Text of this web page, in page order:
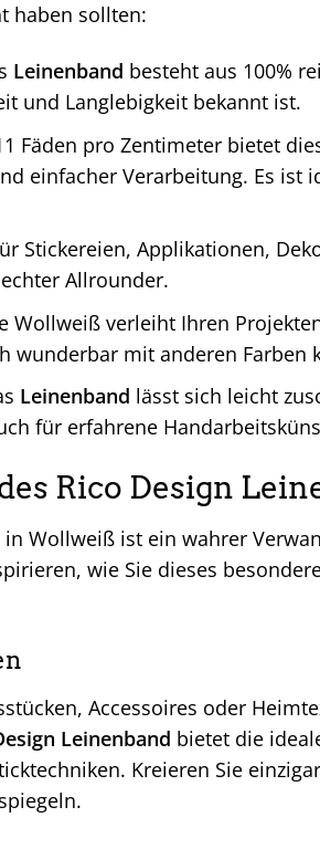
haben sollten:
Leinenband besteht aus 100%
und Langlebigkeit bekannt ist.
Fäden pro Zentimeter bietet
einfacher Verarbeitung. Es ist
Stickereien, Applikationen,
Allrounder.
Wollweiß verleiht Ihren
wunderbar mit anderen
Leinenband lässt sich leicht
für erfahrene
Rico Design
in Wollweiß ist ein wahrer
wie Sie dieses
Accessoires oder
Leinenband bietet die
Kreieren Sie